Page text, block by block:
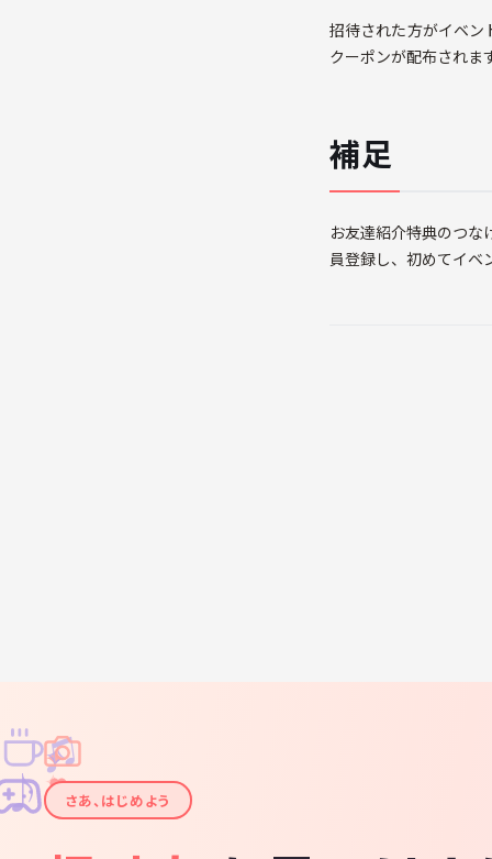
招待された方がイベン
クーポンが配布されま
補足
お友達紹介特典のつ
員登録し、初めてイベ
✦
✦
✧
✧
♪
♫
さあ、はじめよう